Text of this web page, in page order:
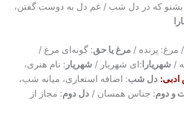
بشنو که در دل شب / غم دل به دوست گفتن،
/ مرغ: پرنده / مرغ یا حق: گونه‌ای مرغ /
/ شهریارا :‌ای شهریار / شهریار : نام هنری،
ادبی: دل شب: اضافه استعاری، میانه شب،
و دوم: جناس همسان / دل دوم: مجاز از